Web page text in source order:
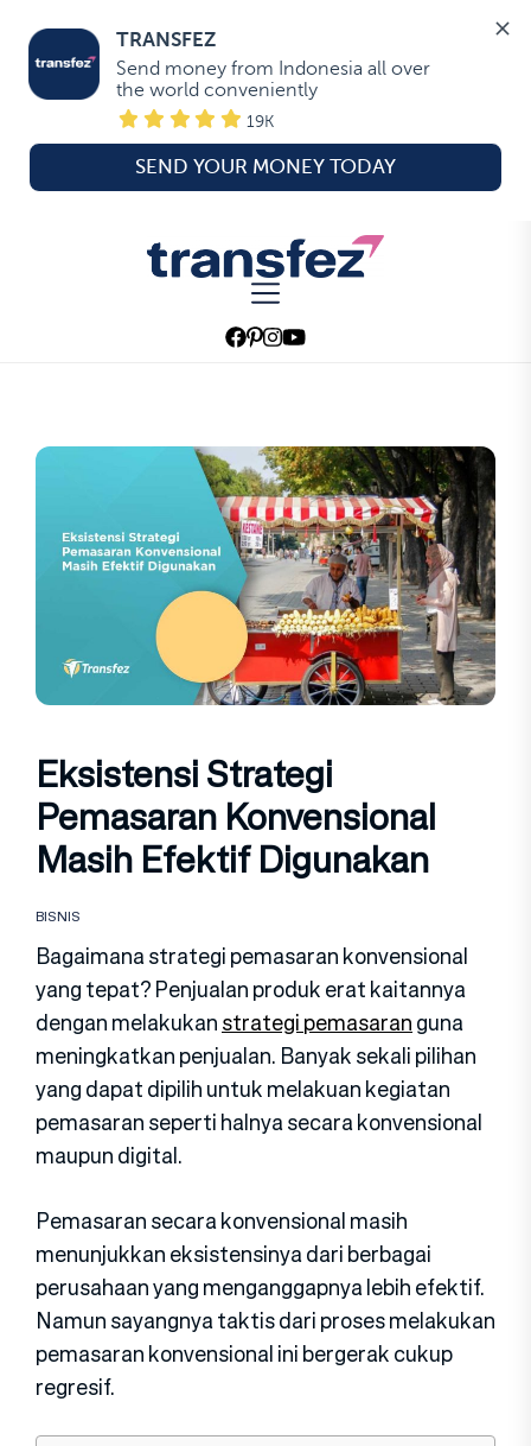
TRANSFEZ
Send money from Indonesia all over
the world conveniently
19K
SEND YOUR MONEY TODAY
Transfez
Eksistensi Strategi
Pemasaran Konvensional
Masih Efektif Digunakan
BISNIS
Bagaimana strategi pemasaran konvensional
yang tepat? Penjualan produk erat kaitannya
dengan melakukanstrategi pemasaranguna
meningkatkan penjualan. Banyak sekali pilihan
yang dapat dipilih untuk melakuan kegiatan
pemasaran seperti halnya secara konvensional
maupun digital.
Pemasaran secara konvensional masih
menunjukkan eksistensinya dari berbagai
perusahaan yang menganggapnya lebih efektif.
Namun sayangnya taktis dari proses melakukan
pemasaran konvensional ini bergerak cukup
regresif.